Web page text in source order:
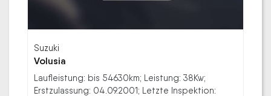
Suzuki
Volusia
Laufleistung: bis 54630km; Leistung: 38Kw;
Erstzulassung: 04.09.2001; Letzte Inspektion: